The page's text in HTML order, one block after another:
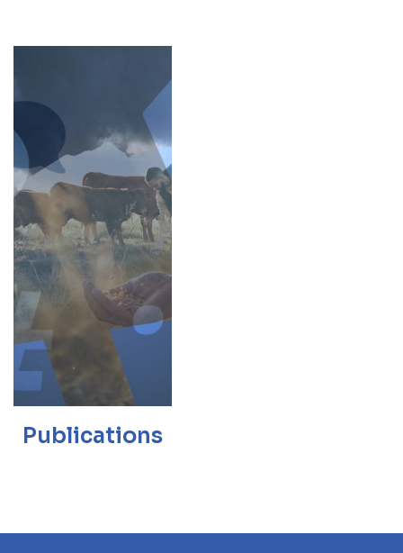
Publications